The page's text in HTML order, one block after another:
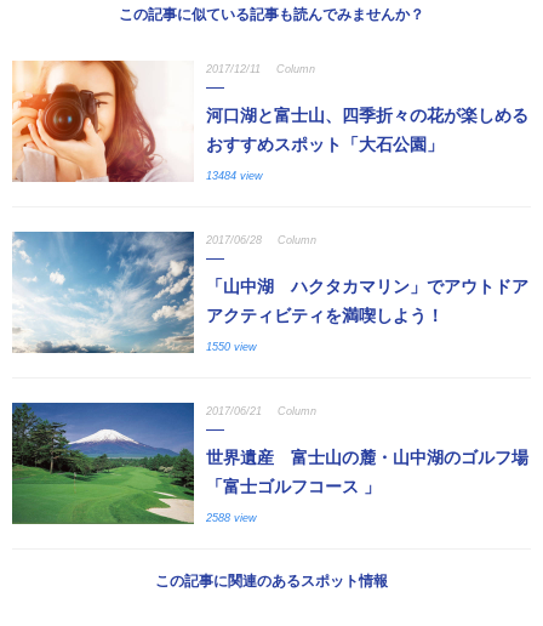
この記事に似ている記事も読んでみませんか？
2017/12/11 Column
河口湖と富士山、四季折々の花が楽しめる
おすすめスポット「大石公園」
13484 view
2017/06/28 Column
「山中湖 ハクタカマリン」でアウトドア
アクティビティを満喫しよう！
1550 view
2017/06/21 Column
世界遺産 富士山の麓・山中湖のゴルフ場
「富士ゴルフコース 」
2588 view
この記事に関連のあるスポット情報